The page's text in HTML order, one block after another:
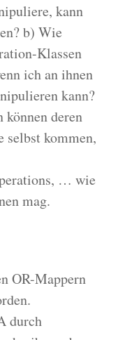
kann
b) Wie
Klassen
ich an ihnen
kann?
können deren
selbst kommen,
… wie
mag.
OR-Mappern
durch